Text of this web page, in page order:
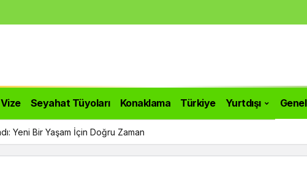
Seyahat Tüyoları Konaklama Türkiye Yurtdışı Genel
Yeni Bir Yaşam İçin Doğru Zaman